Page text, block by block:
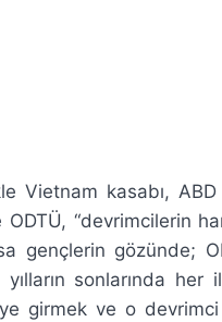
Vietnam kasabı, ABD
ODTÜ, “devrimcilerin
gençlerin gözünde;
yılların sonlarında
girmek ve o